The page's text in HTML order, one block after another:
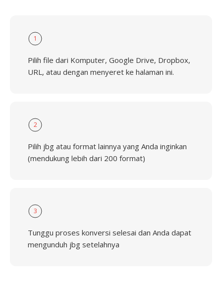
1
Pilih file dari Komputer, Google Drive, Dropbox,
URL, atau dengan menyeret ke halaman ini.
2
Pilih jbg atau format lainnya yang Anda inginkan
(mendukung lebih dari 200 format)
3
Tunggu proses konversi selesai dan Anda dapat
mengunduh jbg setelahnya